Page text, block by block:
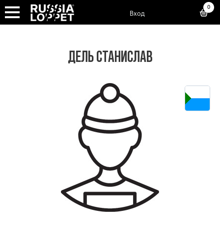
Вход
0
ДЕЛЬ СТАНИСЛАВ